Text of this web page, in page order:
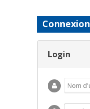
Connexion
Login